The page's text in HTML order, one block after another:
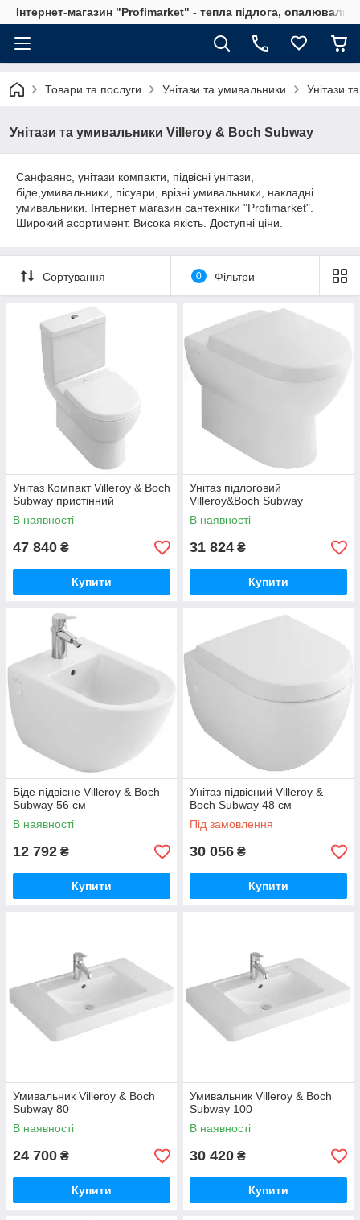
Інтернет-магазин "Profimarket" - тепла підлога,
Товари та послуги Унітази та умивальники Унітази
Унітази та умивальники Villeroy & Boch Subway
Санфаянс, унітази компакти, підвісні унітази,
біде,умивальники, пісуари, врізні умивальники, накладні
умивальники. Інтернет магазин сантехніки "Profimarket".
Широкий асортимент. Висока якість. Доступні ціни.
Сортування 0 Фільтри
Унітаз Компакт Villeroy & Boch
Subway пристінний
В наявності
47 840 ₴
Купити
Унітаз підлоговий
Villeroy&Boch Subway
В наявності
31 824 ₴
Купити
Біде підвісне Villeroy & Boch
Subway 56 см
В наявності
12 792 ₴
Купити
Унітаз підвісний Villeroy &
Boch Subway 48 см
Під замовлення
30 056 ₴
Купити
Умивальник Villeroy & Boch
Subway 80
В наявності
24 700 ₴
Купити
Умивальник Villeroy & Boch
Subway 100
В наявності
30 420 ₴
Купити